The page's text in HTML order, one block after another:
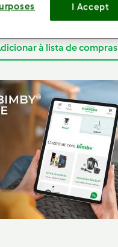
de trigo
à lista de compras
I Accept